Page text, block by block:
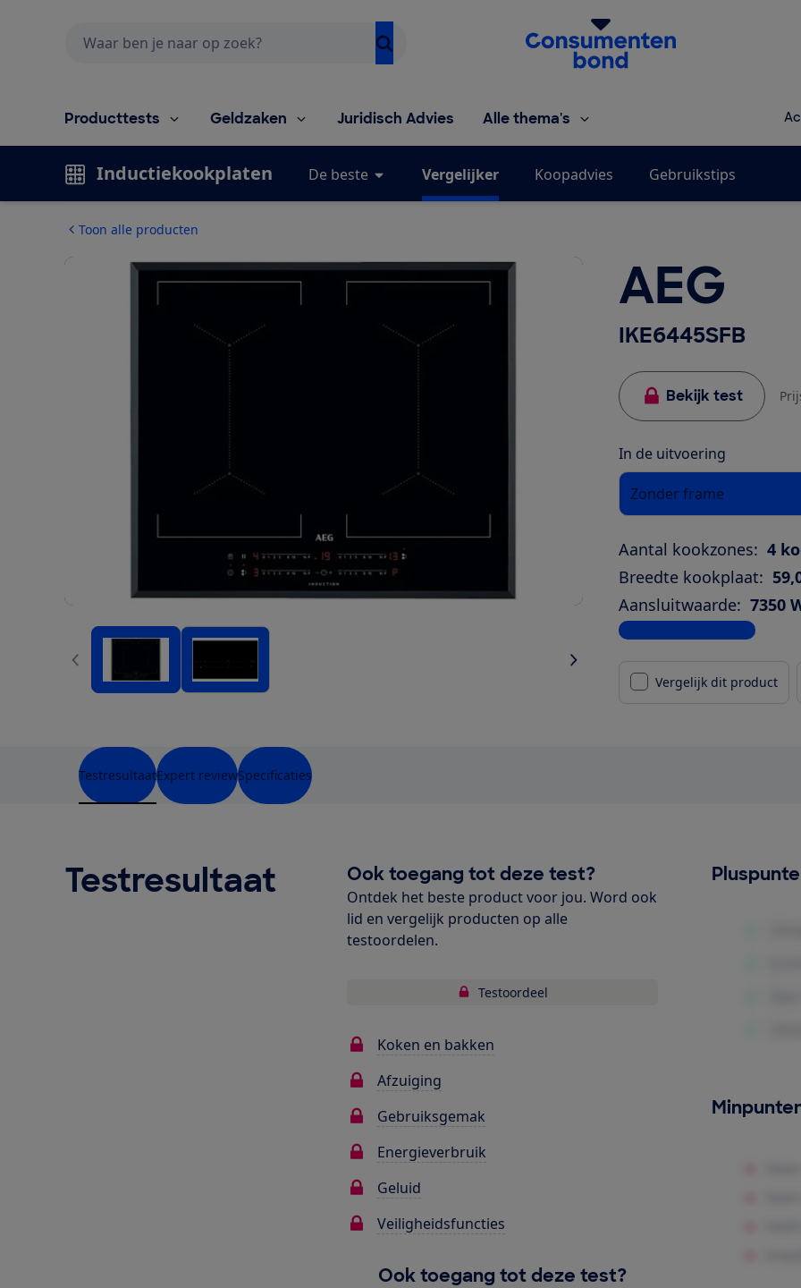
Homepage van de Consumentenbond
Producttests Geldzaken Juridisch Advies Alle thema's
Inductiekookplaten De beste Vergelijker Koopadvies Gebruikstips
Toon alle producten
AEG
IKE6445SFB
Bekijk test
In de uitvoering
Zonder frame
Aantal kookzones: 4
Breedte kookplaat:
Aansluitwaarde: 7350
Bekijk alle specificaties
Vergelijk dit product
TestresultaatExpert reviewSpecificaties
Testresultaat Ook toegang tot deze test?
Ontdek het beste product voor jou. Word ook
lid en vergelijk producten op alle
testoordelen.
Testoordeel
Koken en bakken
Afzuiging
Gebruiksgemak
Energieverbruik
Geluid
Veiligheidsfuncties
Ook toegang tot deze test?